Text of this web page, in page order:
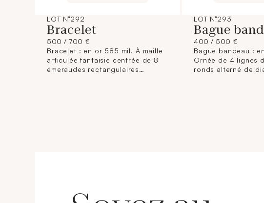
LOT N°292
Bracelet
500 / 700 €
Bracelet : en or 585 mil. À maille
articulée fantaisie centrée de 8
émeraudes rectangulaires
LOT N°293
Bague
400 / 500 €
Bague bandeau :
Ornée de 4 lignes
ronds alterné de